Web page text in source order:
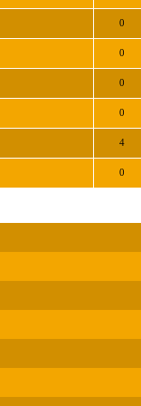
0
0
0
0
4
0